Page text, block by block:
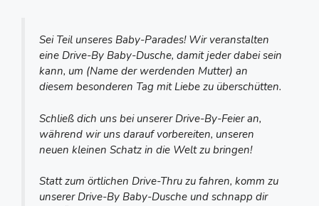
Sei Teil unseres Baby-Parades! Wir veranstalten
eine Drive-By Baby-Dusche, damit jeder dabei sein
kann, um (Name der werdenden Mutter) an
diesem besonderen Tag mit Liebe zu überschütten.
Schließ dich uns bei unserer Drive-By-Feier an,
während wir uns darauf vorbereiten, unseren
neuen kleinen Schatz in die Welt zu bringen!
Statt zum örtlichen Drive-Thru zu fahren, komm zu
unserer Drive-By Baby-Dusche und schnapp dir